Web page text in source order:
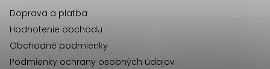
Doprava a platba
Hodnotenie obchodu
Obchodné podmienky
Podmienky ochrany osobných údajov